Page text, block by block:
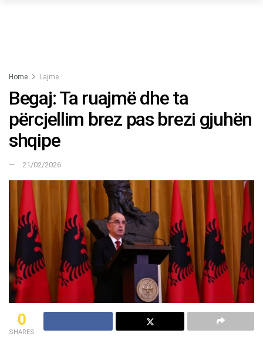
Home Lajme
Begaj: Ta ruajmë dhe ta
përcjellim brez pas brezi gjuhën
shqipe
21/02/2026
0
SHARES